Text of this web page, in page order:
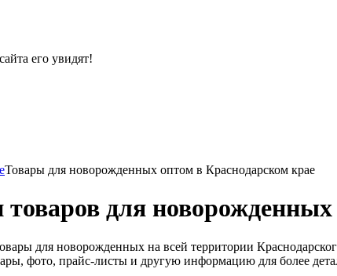
его увидят!
Товары для новорожденных оптом в Краснодарском крае
для
для новорожденных на всей территории
фото, прайс-листы и другую информацию для более